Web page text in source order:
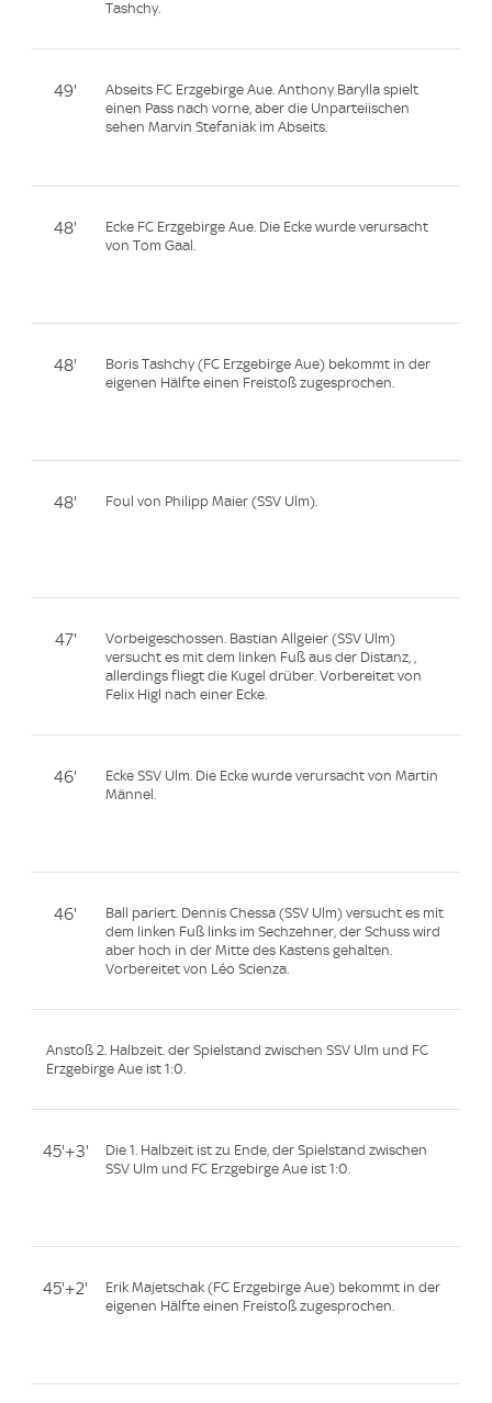
Tashchy.
49'
Abseits FC Erzgebirge Aue. Anthony Barylla spielt
einen Pass nach vorne, aber die Unparteiischen
sehen Marvin Stefaniak im Abseits.
48'
Ecke FC Erzgebirge Aue. Die Ecke wurde verursacht
von Tom Gaal.
48'
Boris Tashchy (FC Erzgebirge Aue) bekommt in der
eigenen Hälfte einen Freistoß zugesprochen.
48' Foul von Philipp Maier (SSV Ulm).
47'
Vorbeigeschossen. Bastian Allgeier (SSV Ulm)
versucht es mit dem linken Fuß aus der Distanz, ,
allerdings fliegt die Kugel drüber. Vorbereitet von
Felix Higl nach einer Ecke.
46'
Ecke SSV Ulm. Die Ecke wurde verursacht von Martin
Männel.
46'
Ball pariert. Dennis Chessa (SSV Ulm) versucht es mit
dem linken Fuß links im Sechzehner, der Schuss wird
aber hoch in der Mitte des Kastens gehalten.
Vorbereitet von Léo Scienza.
Anstoß 2. Halbzeit. der Spielstand zwischen SSV Ulm und FC
Erzgebirge Aue ist 1:0.
45'+3'
Die 1. Halbzeit ist zu Ende, der Spielstand zwischen
SSV Ulm und FC Erzgebirge Aue ist 1:0.
45'+2'
Erik Majetschak (FC Erzgebirge Aue) bekommt in der
eigenen Hälfte einen Freistoß zugesprochen.